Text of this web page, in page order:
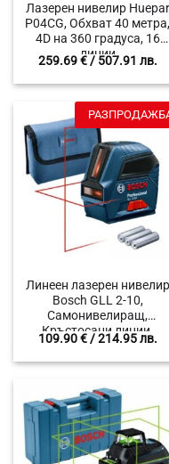
Лазерен нивелир Huepar
P04CG, Обхват 40 метра,
4D на 360 градуса, 16
линии
259.69€/ 507.91 лв.
Линеен лазерен нивелир
Bosch GLL 2-10,
Самонивелиращ,
Кръстосани линии,
Червен лъч, Обхват 10 м
109.90€/ 214.95 лв.